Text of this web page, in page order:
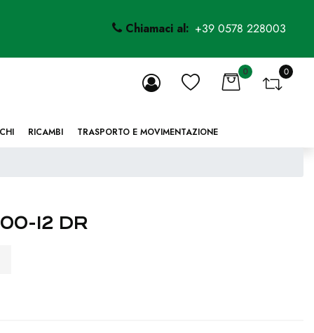
Chiamaci al: +39 0578 228003
0 0
RICAMBI TRASPORTO E MOVIMENTAZIONE
12 DR